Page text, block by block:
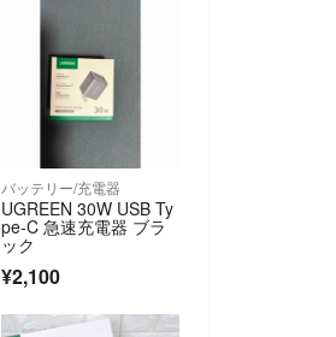
バッテリー/充電器
UGREEN 30W USB Ty
pe-C 急速充電器 ブラ
ック
¥2,100